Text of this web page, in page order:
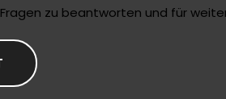
zu beantworten und für